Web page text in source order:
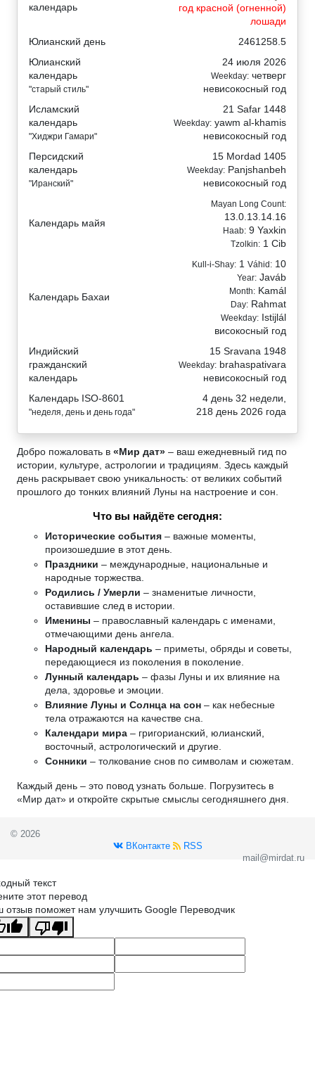
календарь
год красной (огненной)
лошади
Юлианский день
2461258.5
Юлианский
календарь
"старый стиль"
24 июля 2026
Weekday: четверг
невисокосный год
Исламский
календарь
"Хиджри Гамари"
21 Safar 1448
Weekday: yawm al-khamis
невисокосный год
Персидский
календарь
"Иранский"
15 Mordad 1405
Weekday: Panjshanbeh
невисокосный год
Календарь майя
Mayan Long Count:
13.0.13.14.16
Haab: 9 Yaxkin
Tzolkin: 1 Cib
Календарь Бахаи
Kull-i-Shay: 1 Váhid: 10
Year: Javáb
Month: Kamál
Day: Rahmat
Weekday: Istijlál
високосный год
Индийский
гражданский
календарь
15 Sravana 1948
Weekday: brahaspativara
невисокосный год
Календарь ISO-8601
"неделя, день и день года"
4 день 32 недели,
218 день 2026 года
Добро пожаловать в «Мир дат» – ваш ежедневный гид по
истории, культуре, астрологии и традициям. Здесь каждый
день раскрывает свою уникальность: от великих событий
прошлого до тонких влияний Луны на настроение и сон.
Что вы найдёте сегодня:
Исторические события – важные моменты,
произошедшие в этот день.
Праздники – международные, национальные и
народные торжества.
Родились / Умерли – знаменитые личности,
оставившие след в истории.
Именины – православный календарь с именами,
отмечающими день ангела.
Народный календарь – приметы, обряды и советы,
передающиеся из поколения в поколение.
Лунный календарь – фазы Луны и их влияние на
дела, здоровье и эмоции.
Влияние Луны и Солнца на сон – как небесные
тела отражаются на качестве сна.
Календари мира – григорианский, юлианский,
восточный, астрологический и другие.
Сонники – толкование снов по символам и сюжетам.
Каждый день – это повод узнать больше. Погрузитесь в
«Мир дат» и откройте скрытые смыслы сегодняшнего дня.
© 2026
ВКонтакте
RSS
mail@mirdat.ru
текст
этот перевод
отзыв поможет нам улучшить Google Переводчик